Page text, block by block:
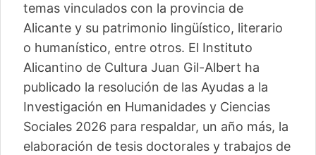
temas vinculados con la provincia de
Alicante y su patrimonio lingüístico, literario
o humanístico, entre otros. El Instituto
Alicantino de Cultura Juan Gil-Albert ha
publicado la resolución de las Ayudas a la
Investigación en Humanidades y Ciencias
Sociales 2026 para respaldar, un año más, la
elaboración de tesis doctorales y trabajos de